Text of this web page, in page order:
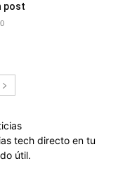
post
tech directo en tu
útil.